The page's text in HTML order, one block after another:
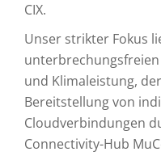
CIX.
Unser strikter Fokus
und Klimaleistung,
Bereitstellung von
Cloudverbindungen
Connectivity-Hub